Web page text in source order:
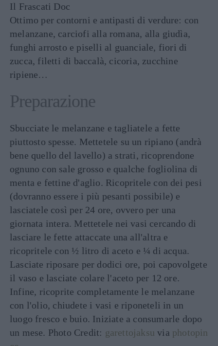
Il Frascati Doc
Ottimo per contorni e antipasti di verdure: con
melanzane, carciofi alla romana, alla giudìa,
funghi arrosto e piselli al guanciale, fiori di
zucca, filetti di baccalà, cicoria, zucchine
ripiene…
Preparazione
Sbucciate le melanzane e tagliatele a fette
piuttosto spesse. Mettetele su un ripiano (andrà
bene quello del lavello) a strati, ricoprendone
ognuno con sale grosso e qualche fogliolina di
menta e fettine d'aglio. Ricopritele con dei pesi
(dovranno essere i più pesanti possibile) e
lasciatele così per 24 ore, ovvero per una
giornata intera. Mettetele nei vasi cercando di
lasciare le fette attaccate una all'altra e
ricopritele con ½ litro di aceto e ¼ di acqua.
Lasciate riposare per dodici ore, poi capovolgete
il vaso e lasciate colare l'aceto per 12 ore.
Infine, ricoprite completamente le melanzane
con l'olio, chiudete i vasi e riponeteli in un
luogo fresco e buio. Iniziate a consumarle dopo
un mese. Photo Credit: garettojaksu via photopin